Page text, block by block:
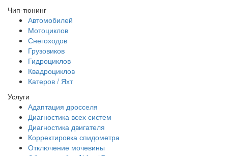
Чип-тюнинг
Автомобилей
Мотоциклов
Снегоходов
Грузовиков
Гидроциклов
Квадроциклов
Катеров / Яхт
Услуги
Адаптация дросселя
Диагностика всех систем
Диагностика двигателя
Корректировка спидометра
Отключение мочевины